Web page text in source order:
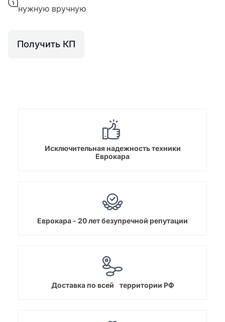
нужную вручную
Получить КП
Исключительная надежность техники
Еврокара
Еврокара - 20 лет безупречной репутации
Доставка по всей территории РФ